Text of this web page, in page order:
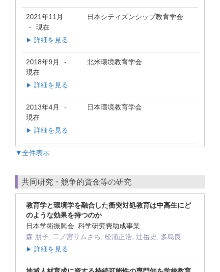
2021年11月
- 現在
日本シティズンシップ教育学会
▶ 詳細を見る
2018年9月 -
現在
北米環境教育学会
▶ 詳細を見る
2013年4月 -
現在
日本環境教育学会
▶ 詳細を見る
▼全件表示
共同研究・競争的資金等の研究
教育学と環境学を融合した衝突対処教育は中高生にど
のような効果を持つのか
日本学術振興会 科学研究費助成事業
森 朋子, 二ノ宮リムさち, 松浦正浩, 辻岳史, 多島良
▶ 詳細を見る